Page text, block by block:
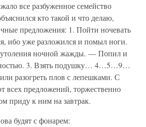
все разбуженное семейство
кто такой и что делаю,
предложения: 1. Пойти ночевать
ибо уже разложился и помыл ноги.
утоления ночной жажды. — Попил и
3. Взять подушку… 4…5…9…
разогреть плов с лепешками. С
всех предложений, торжественно
приду к ним на завтрак.
будят с фонарем: